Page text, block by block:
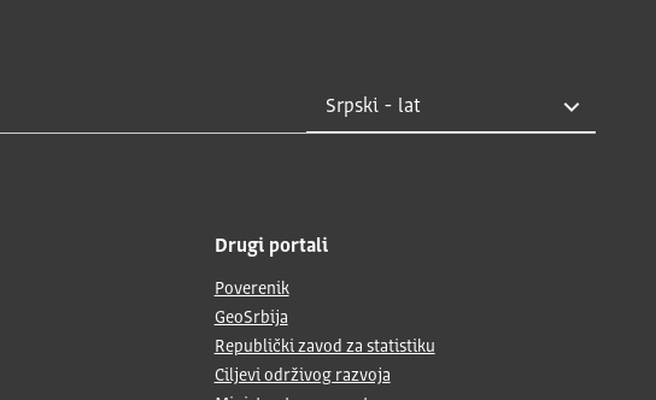
Drugi portali
Poverenik
GeoSrbija
Republički zavod za statistiku
Ciljevi održivog razvoja